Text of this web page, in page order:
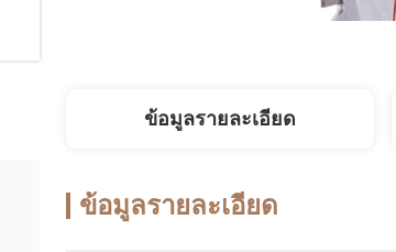
ข้อมูลรายละเอียด
ข้อมูลรายละเอียด